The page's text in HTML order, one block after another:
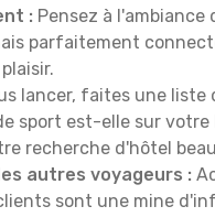
: Pensez à
parfaitement
lancer, faites une liste
sport est-elle sur
recherche d'hôtel
autres voyageurs :
sont une mine